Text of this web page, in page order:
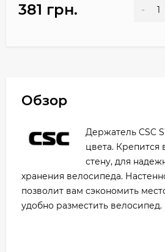
381 грн. -
Обзор
Держатель CSC
цвета. Крепится
стену, для
хранения велосипеда.
позволит вам сэкономить
удобно разместить велосипед.